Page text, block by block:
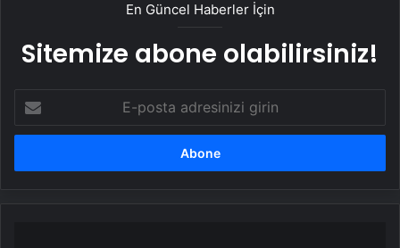
En Güncel Haberler İçin
Sitemize abone olabilirsiniz!
posta
adresinizi